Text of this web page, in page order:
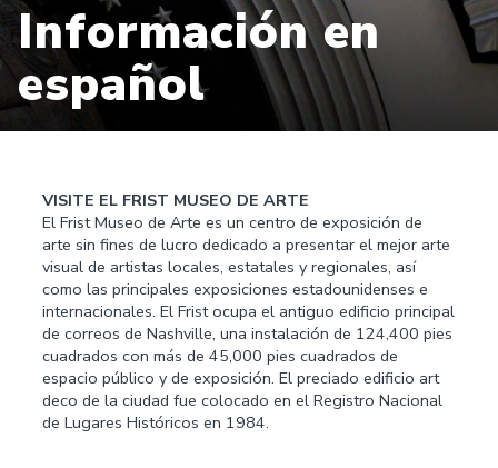
Información en
español
VISITE EL FRIST MUSEO DE ARTE
El Frist Museo de Arte es un centro de exposición de
arte sin fines de lucro dedicado a presentar el mejor arte
visual de artistas locales, estatales y regionales, así
como las principales exposiciones estadounidenses e
internacionales. El Frist ocupa el antiguo edificio principal
de correos de Nashville, una instalación de 124,400 pies
cuadrados con más de 45,000 pies cuadrados de
espacio público y de exposición. El preciado edificio art
deco de la ciudad fue colocado en el Registro Nacional
de Lugares Históricos en 1984.